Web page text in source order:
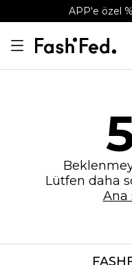
APP'e özel
Lütfen daha
Ana